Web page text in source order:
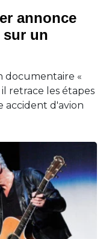
annonce
sur un
documentaire «
retrace les étapes
accident d'avion